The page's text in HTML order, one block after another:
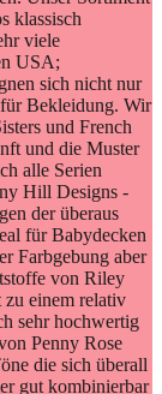
klassisch
viele
USA;
sich nicht nur
Bekleidung. Wir
und French
und die Muster
alle Serien
Hill Designs -
der überaus
für Babydecken
Farbgebung aber
von Riley
einem relativ
sehr hochwertig
Penny Rose
die sich überall
gut kombinierbar